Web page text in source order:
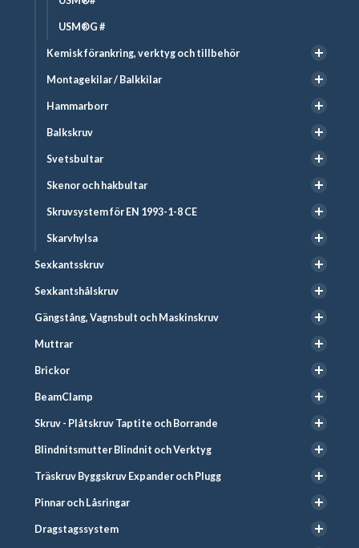
USM®G #
Kemisk förankring, verktyg och tillbehör
Montagekilar / Balkkilar
Hammarborr
Balkskruv
Svetsbultar
Skenor och hakbultar
Skruvsystem för EN 1993-1-8 CE
Skarvhylsa
Sexkantsskruv
Sexkantshålskruv
Gängstång, Vagnsbult och Maskinskruv
Muttrar
Brickor
BeamClamp
Skruv - Plåtskruv Taptite och Borrande
Blindnitsmutter Blindnit och Verktyg
Träskruv Byggskruv Expander och Plugg
Pinnar och Låsringar
Dragstagssystem